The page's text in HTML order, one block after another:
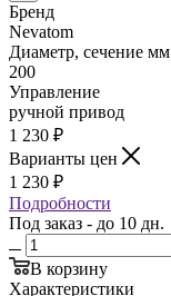
Бренд
Nevatom
Диаметр, сечение мм
200
Управление
ручной привод
1 230 ₽
Варианты цен
1 230 ₽
Подробности
Под заказ - до 10 дн.
В корзину
Характеристики